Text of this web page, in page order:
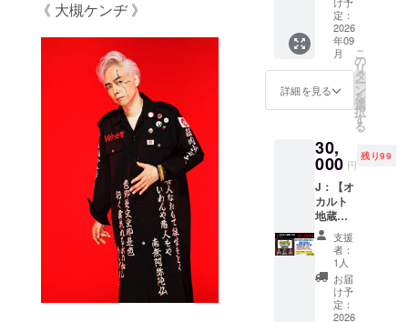
《 大槻ケンヂ 》
い。 ※
いつま
でに欲
しいか
なども
ば、合
わせて
いしま
す。
クネー
ム可）
をご記
入くだ
さい。
記入
※公序良
俗に反
するお
名前、
10文字
以上の
モノは
不掲載
とさせ
て頂き
ます。
※一般販
同一内
容で
す。 さ
らに、
「サ
ポータ
クレ
ジッ
エンド
ロール
・ホー
ムペー
ジ ・パ
ンフ
レット
・限定
台本 に
溢れさ
せろ！
１支援
ごと
に、本
作の中
で「怪
えま
す！ 妖
怪、
UMA、
怪現
象、怪
談師が
登場な
どな
ど…
「怪異
召喚
定：
2026
年09
月
詳細を見る
こ
の
リ
タ
ー
ン
を
選
択
す
る
30,
000 円
残り99
J：【オ
カルト
地蔵：
VIP】
コース
・撮影
現場を
特別映
像で見
学！
支援
者：
1人
お届
け予
定：
2026